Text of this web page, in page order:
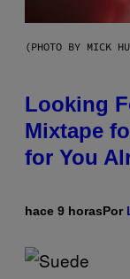
(PHOTO BY MICK
Looking
Mixtape
for You
hace 9 horasPor